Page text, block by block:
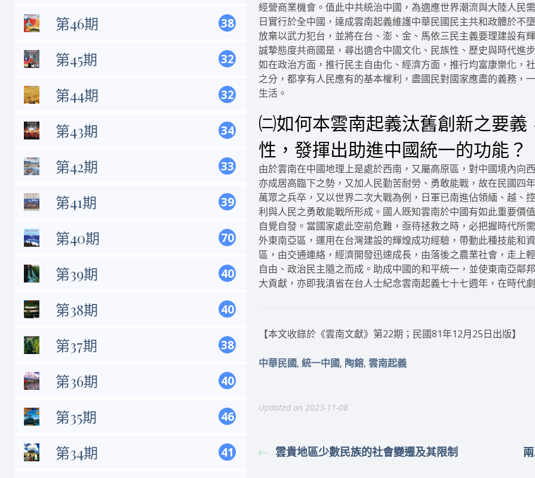
第46期 38
第45期 32
第44期 32
第43期 34
第42期 33
第41期 39
第40期 70
第39期 40
第38期 40
第37期 38
第36期 40
第35期 46
第34期 41
經營商業機會。值此中共統治中國，為適應世界潮流與大陸人民
日實行於全中國，達成雲南起義維護中華民國民主共和政體於不
放棄以武力犯台，並將在台、澎、金、馬依三民主義要理建設有
誠摯態度共商國是，尋出適合中國文化、民族性、歷史與時代進
如在政治方面，推行民主自由化、經濟方面，推行均富康樂化，
之分，都享有人民應有的基本權利，盡國民對國家應盡的義務，
生活。
㈡如何本雲南起義汰舊創新之要
性，發揮出助進中國統一的功能？
由於雲南在中國地理上是處於西南，又屬高原區，對中國境內向
亦成居高臨下之勢，又加人民勤苦耐勞、勇敢能戰，故在民國四
萬眾之兵卒，又以世界二次大戰為例，日軍已南進佔領緬、越、
利與人民之勇敢能戰所形成。國人既知雲南於中國有如此重要價
自覺自發。當國家處此空前危難，亟待拯救之時，必把握時代所
外東南亞區，運用在台灣建設的輝煌成功經驗，帶動此種技能和
區，由交通連絡，經濟開發迅速成長，由落後之農業社會，走上
自由、政治民主隨之而成。助成中國的和平統一，並使東南亞鄰
大貢獻，亦即我滇省在台人士紀念雲南起義七十七週年，在時代
【本文收錄於《雲南文獻》第22期；民國81年12月25日出版】
中華民國,統一中國, 陶鎔,雲南起義
Updated on 2023-11-08
雲貴地區少數民族的社會變遷及其限制